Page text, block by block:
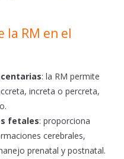
la RM en el
: la RM permite
increta o percreta,
fetales: proporciona
cerebrales,
prenatal y postnatal.